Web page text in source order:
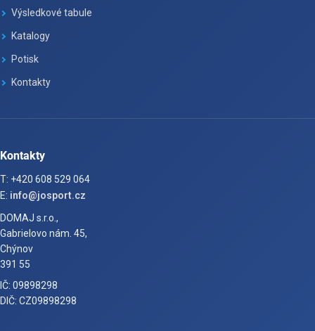
Výsledkové tabule
Katalogy
Potisk
Kontakty
Kontakty
T: +420 608 529 064
E: info@josport.cz
DOMAJ s.r.o.,
Gabrielovo nám. 45,
Chýnov
391 55
IČ: 09898298
DIČ: CZ09898298